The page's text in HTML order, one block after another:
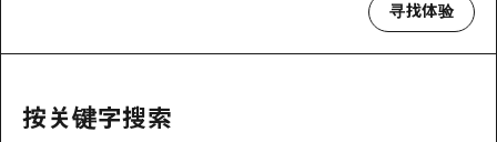
一日游
面向外国游客的街角旅游信息中心
寻找体验
按关键字搜索